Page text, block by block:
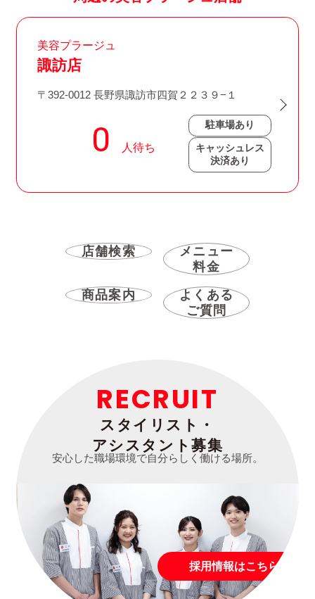
美容プラージュ
諏訪店
〒392-0012 長野県諏訪市四賀２２３９−１
駐車場あり
キャッシュレス
決済あり
店舗検索
メニュー
料金
商品案内
よくある
ご質問
RECRUIT
スタイリスト・
アシスタント募集
安心した職場環境で自分らしく働ける場所。
採用情報はこちら